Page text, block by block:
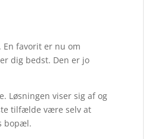
favorit er nu om
dig bedst. Den er jo
Løsningen viser sig af og
tilfælde være selv at
bopæl.